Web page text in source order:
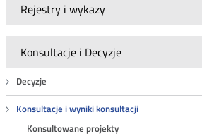
Rejestry i wykazy
Konsultacje i Decyzje
Decyzje
Konsultacje i wyniki konsultacji
Konsultowane projekty